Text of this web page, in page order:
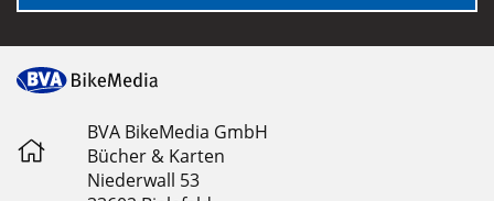
BVA BikeMedia GmbH
Bücher & Karten
Niederwall 53